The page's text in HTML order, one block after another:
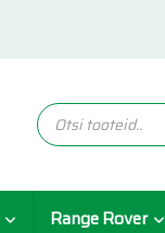
Products search
Range Rover